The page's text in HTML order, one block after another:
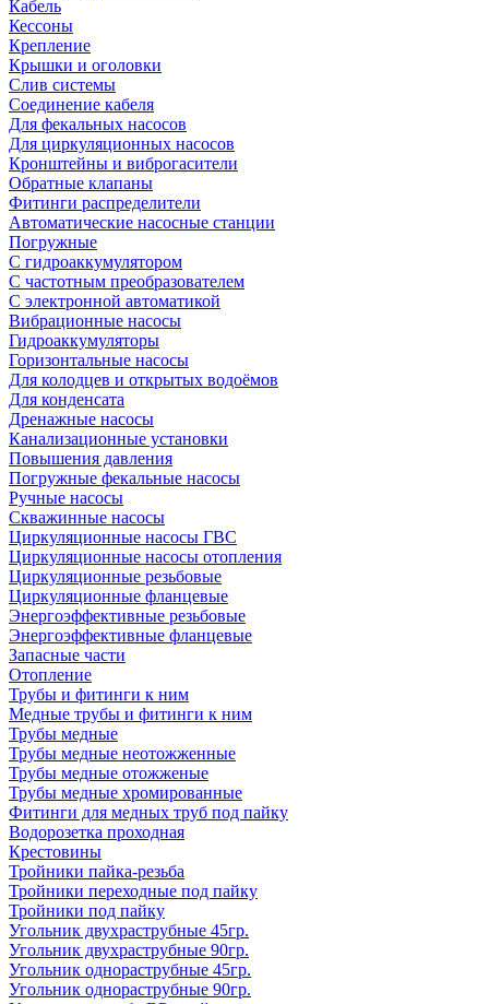
Кабель
Кессоны
Крепление
Крышки и оголовки
Слив системы
Соединение кабеля
Для фекальных насосов
Для циркуляционных насосов
Кронштейны и виброгасители
Обратные клапаны
Фитинги распределители
Автоматические насосные станции
Погружные
С гидроаккумулятором
С частотным преобразователем
С электронной автоматикой
Вибрационные насосы
Гидроаккумуляторы
Горизонтальные насосы
Для колодцев и открытых водоёмов
Для конденсата
Дренажные насосы
Канализационные установки
Повышения давления
Погружные фекальные насосы
Ручные насосы
Скважинные насосы
Циркуляционные насосы ГВС
Циркуляционные насосы отопления
Циркуляционные резьбовые
Циркуляционные фланцевые
Энергоэффективные резьбовые
Энергоэффективные фланцевые
Запасные части
Отопление
Трубы и фитинги к ним
Медные трубы и фитинги к ним
Трубы медные
Трубы медные неотожженные
Трубы медные отожженые
Трубы медные хромированные
Фитинги для медных труб под пайку
Водорозетка проходная
Крестовины
Тройники пайка-резьба
Тройники переходные под пайку
Тройники под пайку
Угольник двухраструбные 45гр.
Угольник двухраструбные 90гр.
Угольник однораструбные 45гр.
Угольник однораструбные 90гр.